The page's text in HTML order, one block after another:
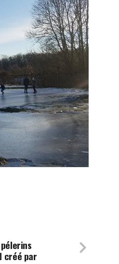
créé par